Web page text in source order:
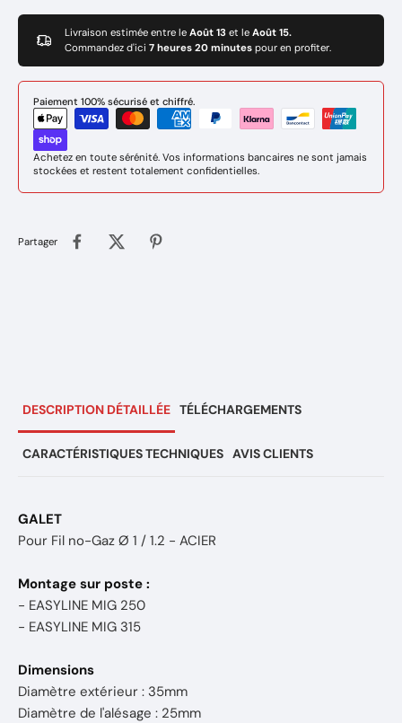
Livraison estimée entre le Août 13 et le Août 15.
Commandez d'ici 7 heures 20 minutes pour en profiter.
Paiement 100% sécurisé et chiffré.
Achetez en toute sérénité. Vos informations bancaires ne sont jamais
stockées et restent totalement confidentielles.
Partager
DESCRIPTION DÉTAILLÉE TÉLÉCHARGEMENTS
CARACTÉRISTIQUES TECHNIQUES AVIS CLIENTS
GALET
Pour Fil no-Gaz Ø 1 / 1.2 - ACIER
Montage sur poste :
- EASYLINE MIG 250
- EASYLINE MIG 315
Dimensions
Diamètre extérieur : 35mm
Diamètre de l'alésage : 25mm